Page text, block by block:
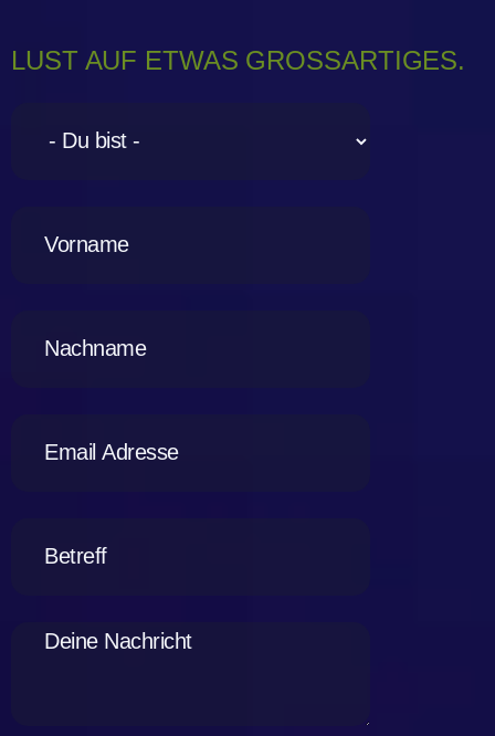
LUST AUF ETWAS GROSSARTIGES.